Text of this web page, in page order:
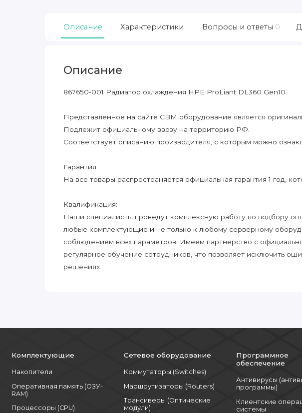
Описание Характеристики Вопросы и ответы 0
Описание
867650-001 Радиатор охлаждения HPE ProLiant DL360 Gen10
Представленное на сайте CBM оборудование является
Подлежит официальному ввозу на территорию РФ.
Соответствует описанию производителя, с которым можно
Гарантия:
На все товары распространяется официальная гарантия 1 год,
Квалификация:
Наши специалисты проведут комплексную работу по подбору
любые комплектующие и не только к любому серверному
соблюдением всех параметров. Имеем партнерство с
регулярное обучение сотрудников, что позволяет исключить
решениях.
Комплектующие
Накопители
Оперативная память (ОЗУ-
RAM)
Процессоры (CPU)
Сетевое оборудование
Коммутаторы (Switches)
Маршрутизаторы (Routers)
Трансиверы (Оптические
модули)
Программное
обеспечение
Антивирусы
программы)
Клиентские
системы